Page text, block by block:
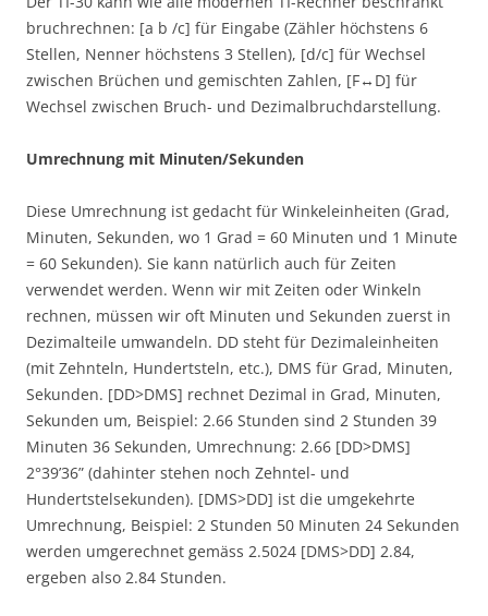
bruchrechnen: [a b /c] für Eingabe (Zähler höchstens 6
Stellen, Nenner höchstens 3 Stellen), [d/c] für Wechsel
zwischen Brüchen und gemischten Zahlen, [F↔D] für
Wechsel zwischen Bruch- und Dezimalbruchdarstellung.
Umrechnung mit Minuten/Sekunden
Diese Umrechnung ist gedacht für Winkeleinheiten (Grad,
Minuten, Sekunden, wo 1 Grad = 60 Minuten und 1 Minute
= 60 Sekunden). Sie kann natürlich auch für Zeiten
verwendet werden. Wenn wir mit Zeiten oder Winkeln
rechnen, müssen wir oft Minuten und Sekunden zuerst in
Dezimalteile umwandeln. DD steht für Dezimaleinheiten
(mit Zehnteln, Hundertsteln, etc.), DMS für Grad, Minuten,
Sekunden. [DD>DMS] rechnet Dezimal in Grad, Minuten,
Sekunden um, Beispiel: 2.66 Stunden sind 2 Stunden 39
Minuten 36 Sekunden, Umrechnung: 2.66 [DD>DMS]
2°39’36” (dahinter stehen noch Zehntel- und
Hundertstelsekunden). [DMS>DD] ist die umgekehrte
Umrechnung, Beispiel: 2 Stunden 50 Minuten 24 Sekunden
werden umgerechnet gemäss 2.5024 [DMS>DD] 2.84,
ergeben also 2.84 Stunden.